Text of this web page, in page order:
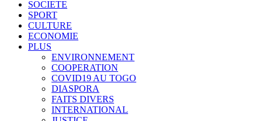
SOCIETE
SPORT
CULTURE
ECONOMIE
PLUS
ENVIRONNEMENT
COOPERATION
COVID19 AU TOGO
DIASPORA
FAITS DIVERS
INTERNATIONAL